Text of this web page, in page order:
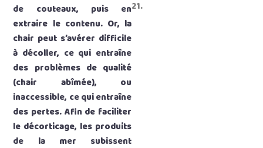
de couteaux, puis en
extraire le contenu. Or, la
chair peut s’avérer difficile
à décoller, ce qui entraîne
des problèmes de qualité
(chair abîmée), ou
inaccessible, ce qui entraîne
des pertes. Afin de faciliter
le décorticage, les produits
de la mer subissent
21.